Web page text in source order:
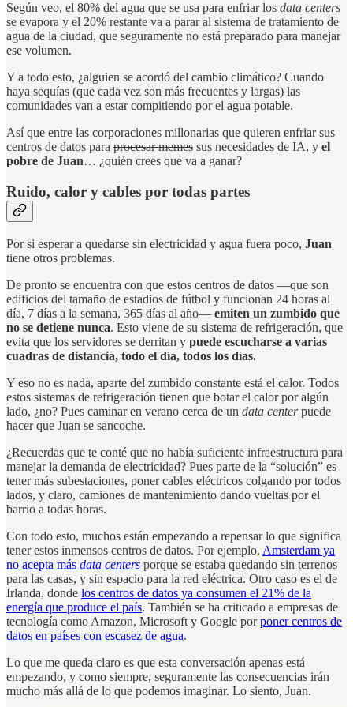
Según veo, el 80% del agua que se usa para enfriar los data centers
se evapora y el 20% restante va a parar al sistema de tratamiento de
agua de la ciudad, que seguramente no está preparado para manejar
ese volumen.
Y a todo esto, ¿alguien se acordó del cambio climático? Cuando
haya sequías (que cada vez son más frecuentes y largas) las
comunidades van a estar compitiendo por el agua potable.
Así que entre las corporaciones millonarias que quieren enfriar sus
centros de datos para procesar memes sus necesidades de IA, y el
pobre de Juan… ¿quién crees que va a ganar?
Ruido, calor y cables por todas partes
Por si esperar a quedarse sin electricidad y agua fuera poco, Juan
tiene otros problemas.
De pronto se encuentra con que estos centros de datos —que son
edificios del tamaño de estadios de fútbol y funcionan 24 horas al
día, 7 días a la semana, 365 días al año— emiten un zumbido que
no se detiene nunca. Esto viene de su sistema de refrigeración, que
evita que los servidores se derritan y puede escucharse a varias
cuadras de distancia, todo el día, todos los días.
Y eso no es nada, aparte del zumbido constante está el calor. Todos
estos sistemas de refrigeración tienen que botar el calor por algún
lado, ¿no? Pues caminar en verano cerca de un data centerpuede
hacer que Juan se sancoche.
¿Recuerdas que te conté que no había suficiente infraestructura para
manejar la demanda de electricidad? Pues parte de la “solución” es
tener más subestaciones, poner cables eléctricos colgando por todos
lados, y claro, camiones de mantenimiento dando vueltas por el
barrio a todas horas.
Con todo esto, muchos están empezando a repensar lo que significa
tener estos inmensos centros de datos. Por ejemplo, Amsterdam ya
no acepta más data centers porque se estaba quedando sin terrenos
para las casas, y sin espacio para la red eléctrica. Otro caso es el de
Irlanda, donde los centros de datos ya consumen el 21% de la
energía que produce el país. También se ha criticado a empresas de
tecnología como Amazon, Microsoft y Google porponer centros de
datos en países con escasez de agua.
Lo que me queda claro es que esta conversación apenas está
empezando, y como siempre, seguramente las consecuencias irán
mucho más allá de lo que podemos imaginar. Lo siento, Juan.